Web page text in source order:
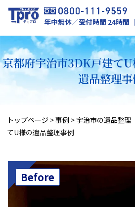
年中無休／受付時間 24時間
京都府宇治市3DK戸建て
遺品整理
トップページ >事例 > 宇治市の遺品整理
てU様の遺品整理事例
Before